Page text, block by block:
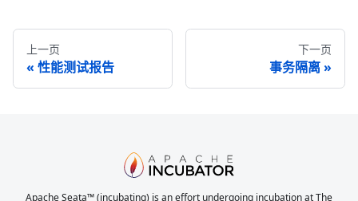
上一页
性能测试报告
下一页
事务隔离
Apache Seata™ (incubating) is an effort undergoing incubation at The